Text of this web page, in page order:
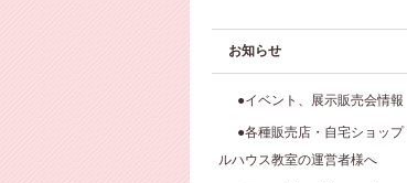
お知らせ
●イベント、展示販売会情報
●各種販売店・自宅ショップ
ルハウス教室の運営者様へ